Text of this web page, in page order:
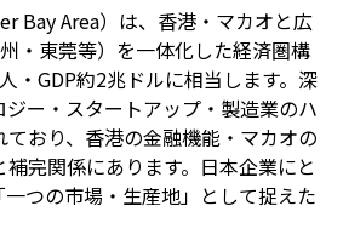
Bay Area）は、香港・マカオと広
・東莞等）を一体化した経済圏構
・GDP約2兆ドルに相当します。深
ー・スタートアップ・製造業のハ
おり、香港の金融機能・マカオの
完関係にあります。日本企業にと
一つの市場・生産地」として捉えた